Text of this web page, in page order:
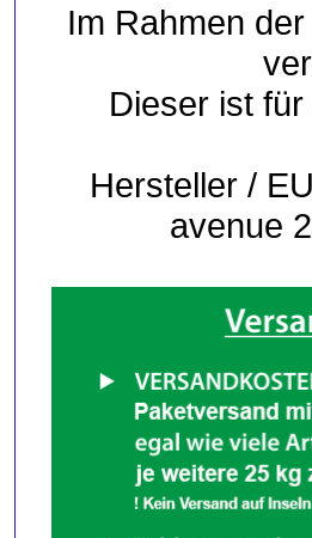
Im Rahmen
Dieser ist
Hersteller /
avenue